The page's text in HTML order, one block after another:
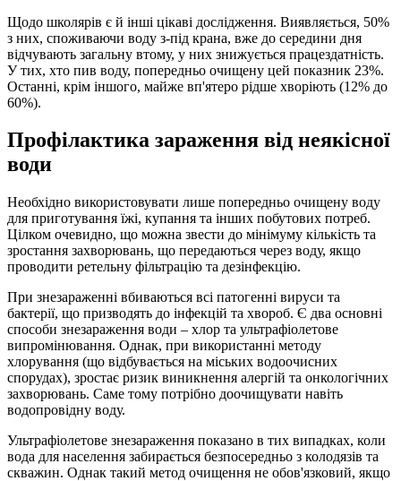
Щодо школярів є й інші цікаві дослідження. Виявляється, 50%
з них, споживаючи воду з-під крана, вже до середини дня
відчувають загальну втому, у них знижується працездатність.
У тих, хто пив воду, попередньо очищену цей показник 23%.
Останні, крім іншого, майже вп'ятеро рідше хворіють (12% до
60%).
Профілактика зараження від неякісної
води
Необхідно використовувати лише попередньо очищену воду
для приготування їжі, купання та інших побутових потреб.
Цілком очевидно, що можна звести до мінімуму кількість та
зростання захворювань, що передаються через воду, якщо
проводити ретельну фільтрацію та дезінфекцію.
При знезараженні вбиваються всі патогенні вируси та
бактерії, що призводять до інфекцій та хвороб. Є два основні
способи знезараження води – хлор та ультрафіолетове
випромінювання. Однак, при використанні методу
хлорування (що відбувається на міських водоочисних
спорудах), зростає ризик виникнення алергій та онкологічних
захворювань. Саме тому потрібно доочищувати навіть
водопровідну воду.
Ультрафіолетове знезараження показано в тих випадках, коли
вода для населення забирається безпосередньо з колодязів та
скважин. Однак такий метод очищення не обов'язковий, якщо